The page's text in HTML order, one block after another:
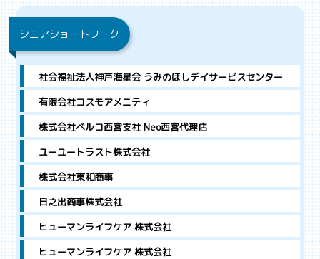
シニアショートワーク
社会福祉法人神戸海星会 うみのほしデイサービスセンター
有限会社コスモアメニティ
株式会社ベルコ西宮支社 Neo西宮代理店
ユーユートラスト株式会社
株式会社東和商事
日之出商事株式会社
ヒューマンライフケア 株式会社
ヒューマンライフケア 株式会社